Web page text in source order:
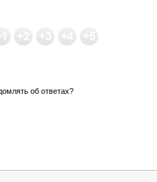
об ответах?